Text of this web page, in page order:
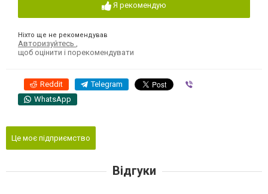
Я рекомендую
Ніхто ще не рекомендував
Авторизуйтесь
щоб оцінити і порекомендувати
Reddit Telegram
WhatsApp
Це моє підприємство
Відгуки